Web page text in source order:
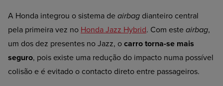
A Honda integrou o sistema de airbag dianteiro central
pela primeira vez no Honda Jazz Hybrid. Com este airbag,
um dos dez presentes no Jazz, o carro torna-se mais
seguro, pois existe uma redução do impacto numa possível
colisão e é evitado o contacto direto entre passageiros.